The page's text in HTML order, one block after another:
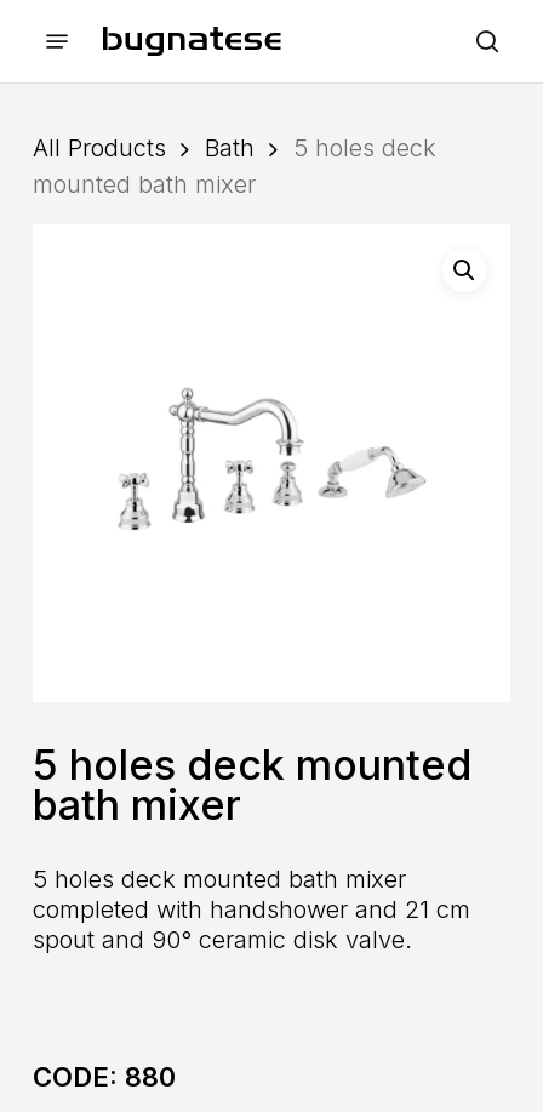
Menu
All Products Bath
5 holes deck
mounted bath mixer
5 holes deck mounted
bath mixer
5 holes deck mounted bath mixer
completed with handshower and 21 cm
spout and 90° ceramic disk valve.
CODE: 880